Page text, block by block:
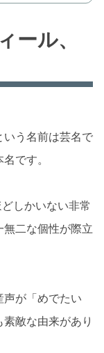
ール、
いう名前は芸名で
です。
しかいない非常
二な個性が際立
が「めでたい
敵な由来があり